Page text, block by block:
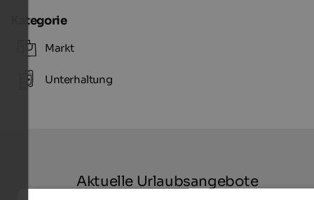
Kategorie
Markt
Unterhaltung
Aktuelle Urlaubsangebote